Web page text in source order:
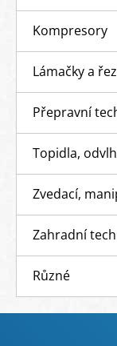
Kompresory
Lámačky a
Přepravní
Topidla,
Zvedací,
Zahradní
Různé